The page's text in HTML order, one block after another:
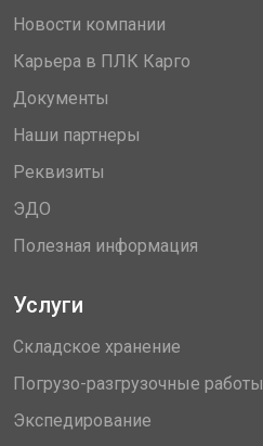
Новости компании
Карьера в ПЛК Карго
Документы
Наши партнеры
Реквизиты
ЭДО
Полезная информация
Услуги
Складское хранение
Погрузо-разгрузочные работы
Экспедирование